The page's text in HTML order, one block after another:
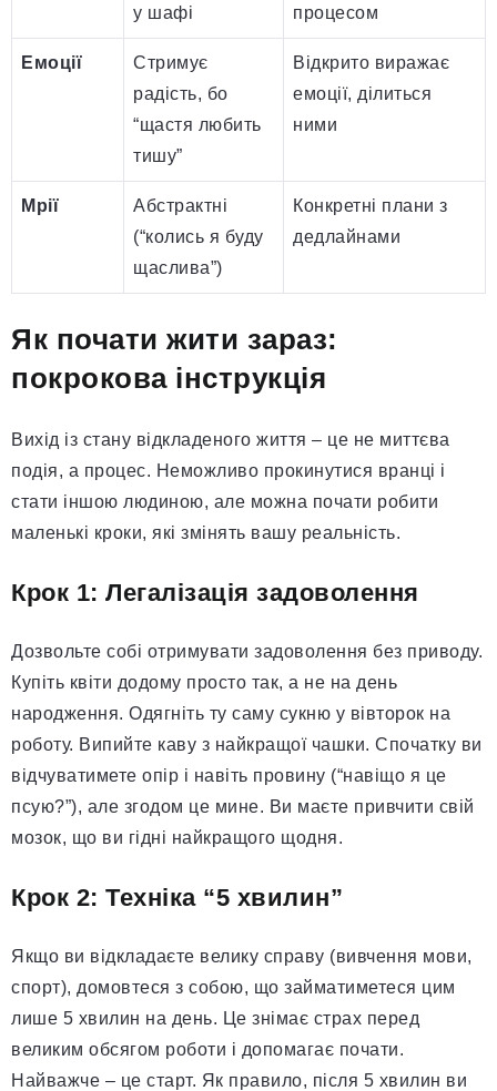
у шафі
процесом
Емоції
Стримує
радість, бо
“щастя любить
тишу”
Відкрито виражає
емоції, ділиться
ними
Мрії
Абстрактні
(“колись я буду
щаслива”)
Конкретні плани з
дедлайнами
Як почати жити зараз:
покрокова інструкція
Вихід із стану відкладеного життя – це не миттєва
подія, а процес. Неможливо прокинутися вранці і
стати іншою людиною, але можна почати робити
маленькі кроки, які змінять вашу реальність.
Крок 1: Легалізація задоволення
Дозвольте собі отримувати задоволення без приводу.
Купіть квіти додому просто так, а не на день
народження. Одягніть ту саму сукню у вівторок на
роботу. Випийте каву з найкращої чашки. Спочатку ви
відчуватимете опір і навіть провину (“навіщо я це
псую?”), але згодом це мине. Ви маєте привчити свій
мозок, що ви гідні найкращого щодня.
Крок 2: Техніка “5 хвилин”
Якщо ви відкладаєте велику справу (вивчення мови,
спорт), домовтеся з собою, що займатиметеся цим
лише 5 хвилин на день. Це знімає страх перед
великим обсягом роботи і допомагає почати.
Найважче – це старт. Як правило, після 5 хвилин ви